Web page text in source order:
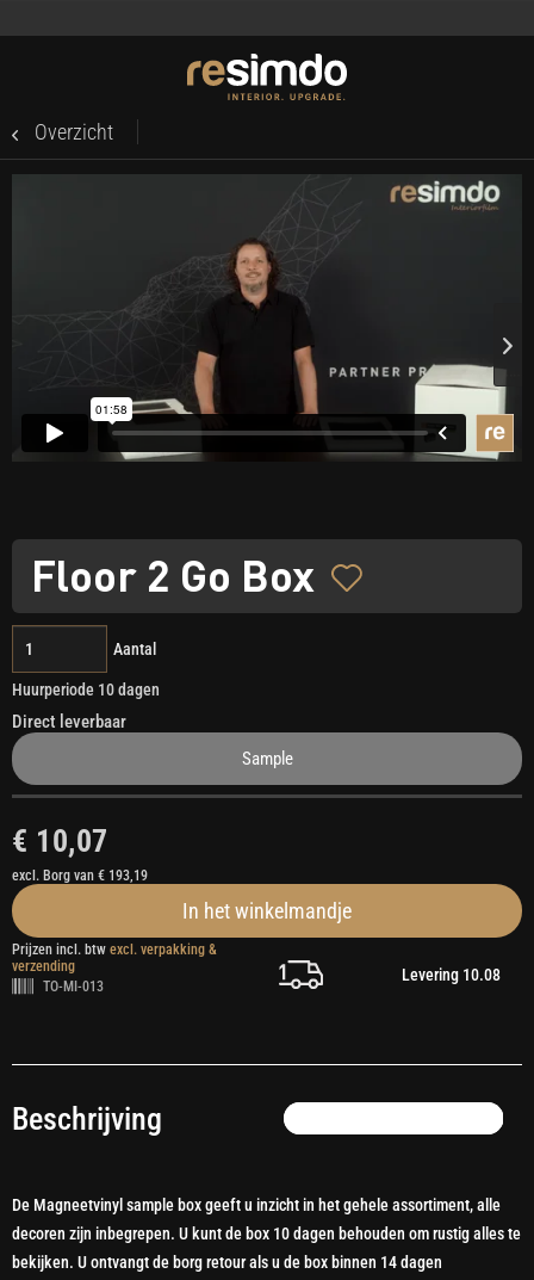
Overzicht
Floor 2 Go Box
Aantal
Huurperiode 10 dagen
Direct leverbaar
Sample
€ 10,07
excl. Borg van € 193,19
In het winkelmandje
Prijzen incl. btw excl. verpakking &
verzending
TO-MI-013
Levering 10.08
Beschrijving
De Magneetvinyl sample box geeft u inzicht in het gehele assortiment, alle
decoren zijn inbegrepen. U kunt de box 10 dagen behouden om rustig alles te
bekijken. U ontvangt de borg retour als u de box binnen 14 dagen